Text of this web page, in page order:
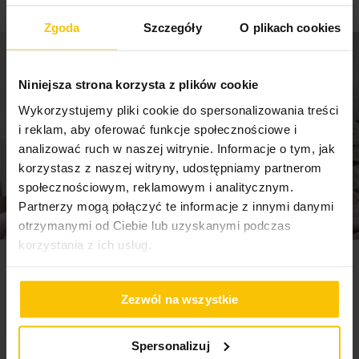
Zgoda Szczegóły O plikach cookies
Niniejsza strona korzysta z plików cookie
Wykorzystujemy pliki cookie do spersonalizowania treści
i reklam, aby oferować funkcje społecznościowe i
analizować ruch w naszej witrynie. Informacje o tym, jak
korzystasz z naszej witryny, udostępniamy partnerom
społecznościowym, reklamowym i analitycznym.
Partnerzy mogą połączyć te informacje z innymi danymi
otrzymanymi od Ciebie lub uzyskanymi podczas
korzystania z ich usług.
Zezwól na wszystkie
Spersonalizuj
obdarowanego. Nic tak nie cieszy, jak otrzymanie
Dostawa:
Karta podarunkowa zakupiona w sklepie internetowym
jest dostarczana na adres dostawy podany podczas
dokonywania zakupu, lub można ją odebrać osobiście w
wybranym salonie.
Jak skorzystać z karty?
obsłudze. Można z niej skorzystać w wygodny dla siebie
sposób. Wystarczy udać się do jednego ze stacjonarnych
salonów EUROFIRANY i dokonać zakupów płacąc za nie
kartą podarunkową. Kartą można również zapłacić za
zakupy w sklepie internetowym na www.eurofirany.com.pl
Newsletter
Zapisz się do newslettera i odbierz 5% rabatu na